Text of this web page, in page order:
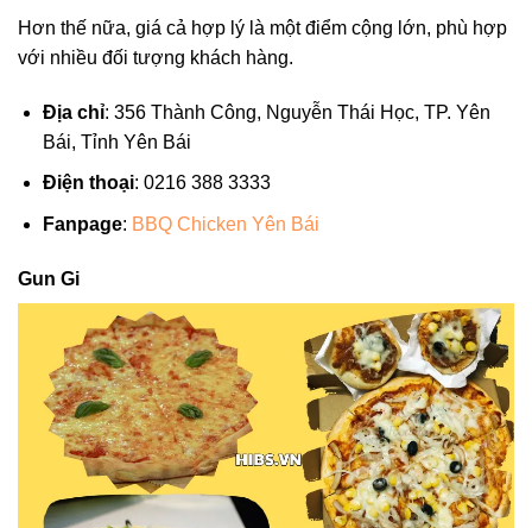
Hơn thế nữa, giá cả hợp lý là một điểm cộng lớn, phù hợp
với nhiều đối tượng khách hàng.
Địa chỉ: 356 Thành Công, Nguyễn Thái Học, TP. Yên
Bái, Tỉnh Yên Bái
Điện thoại: 0216 388 3333
Fanpage: BBQ Chicken Yên Bái
Gun Gi